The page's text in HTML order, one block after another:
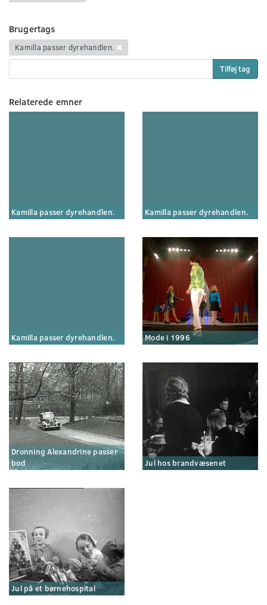
Brugertags
Kamilla passer dyrehandlen.
Tilføj tag
Relaterede emner
Kamilla passer dyrehandlen. Kamilla passer dyrehandlen.
Kamilla passer dyrehandlen. Mode i 1996
Dronning Alexandrine passer
bod
Jul hos brandvæsenet
Jul på et børnehospital